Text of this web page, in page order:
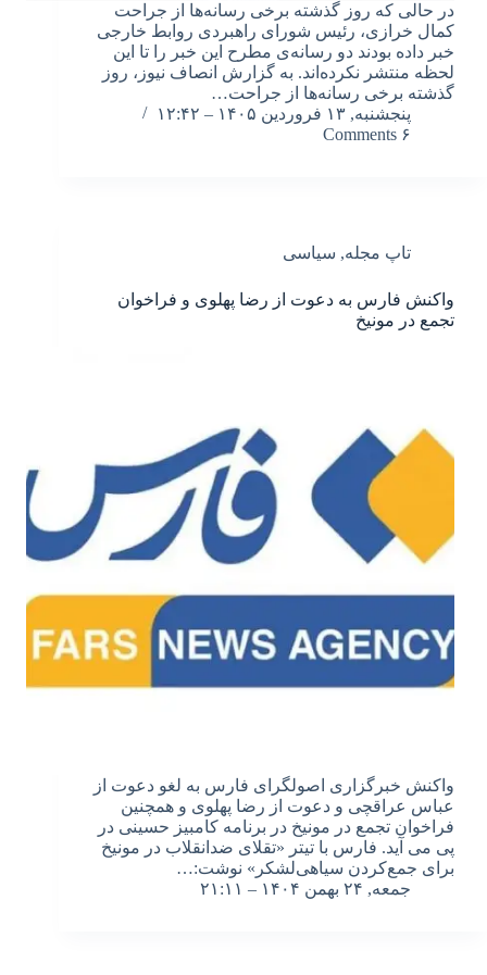
در حالی که روز گذشته برخی رسانه‌ها از جراحت
کمال خرازی، رئیس شورای راهبردی روابط خارجی
خبر داده بودند دو رسانه‌ی مطرح این خبر را تا این
لحظه منتشر نکرده‌اند. به گزارش انصاف نیوز، روز
گذشته برخی رسانه‌ها از جراحت…
پنجشنبه, ۱۳ فروردین ۱۴۰۵ – ۱۲:۴۲
۶ Comments
تاپ مجله, سیاسی
واکنش فارس به دعوت از رضا پهلوی و فراخوان
تجمع در مونیخ
واکنش خبرگزاری اصولگرای فارس به لغو دعوت از
عباس عراقچی و دعوت از رضا پهلوی و همچنین
فراخوان تجمع در مونیخ در برنامه کامبیز حسینی در
پی می آید. فارس با تیتر «تقلای ضدانقلاب در مونیخ
برای جمع‌کردن سیاهی‌لشکر» نوشت:…
جمعه, ۲۴ بهمن ۱۴۰۴ – ۲۱:۱۱